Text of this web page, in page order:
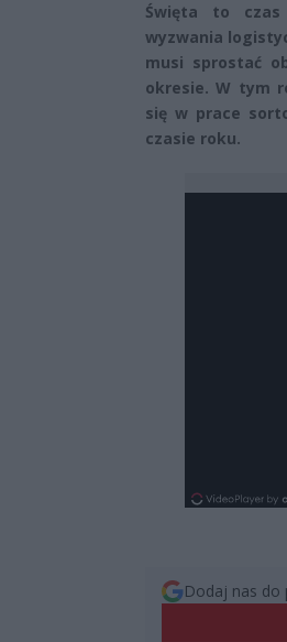
Święta to czas
wyzwania
musi sprostać
okresie. W tym
się w prace
czasie roku.
Dodaj nas do